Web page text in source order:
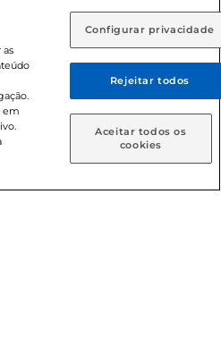
(GO)
Ou
informe como deseja receber
Retire em Loja
as compras on-line é de R$
Todos os direitos
Prezunic.
as
em
Configurar privacidade
Rejeitar todos
Aceitar todos os
cookies